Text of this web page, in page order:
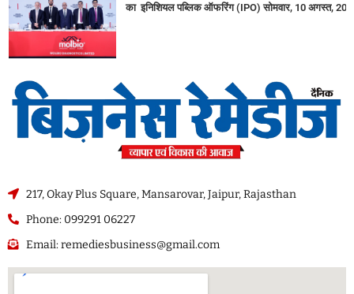
का इनिशियल पब्लिक ऑफरिंग (IPO) सोमवार, 10 अगस्त,
217, Okay Plus Square, Mansarovar, Jaipur, Rajasthan
Phone: 099291 06227
Email: remediesbusiness@gmail.com